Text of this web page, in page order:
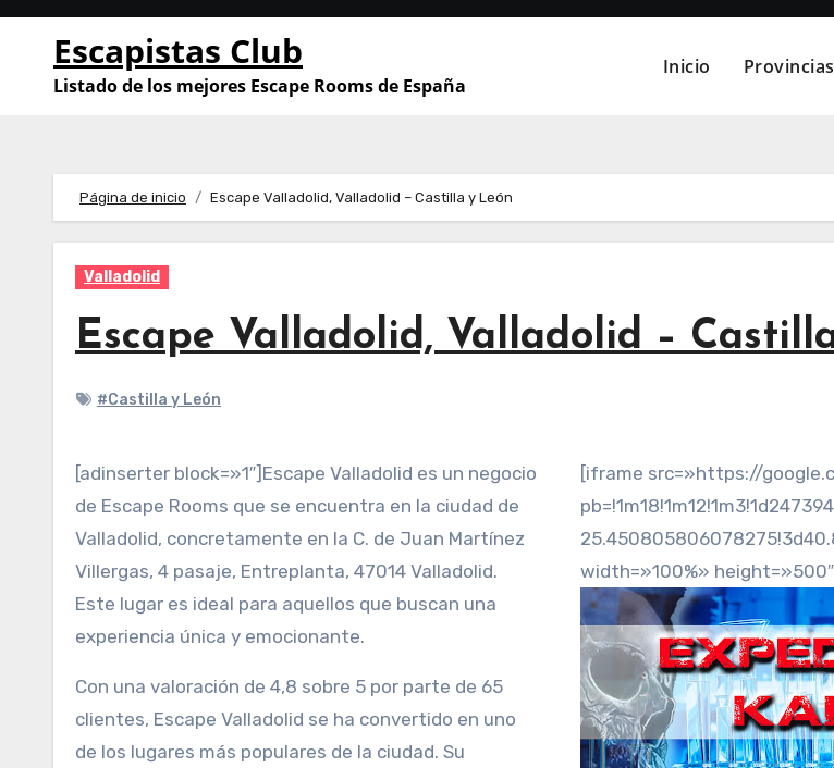
Saltar
contenido
Escapistas Club
Listado de los mejores Escape Rooms de España
Inicio Provincias
Página de inicio Escape Valladolid, Valladolid – Castilla y León
Valladolid
Escape Valladolid, Valladolid –
#Castilla y León
[adinserter block=»1″]Escape Valladolid es un negocio
de Escape Rooms que se encuentra en la ciudad de
Valladolid, concretamente en la C. de Juan Martínez
Villergas, 4 pasaje, Entreplanta, 47014 Valladolid.
Este lugar es ideal para aquellos que buscan una
experiencia única y emocionante.
Con una valoración de 4,8 sobre 5 por parte de 65
clientes, Escape Valladolid se ha convertido en uno
de los lugares más populares de la ciudad. Su
[iframe src=»https://
width=»100%»